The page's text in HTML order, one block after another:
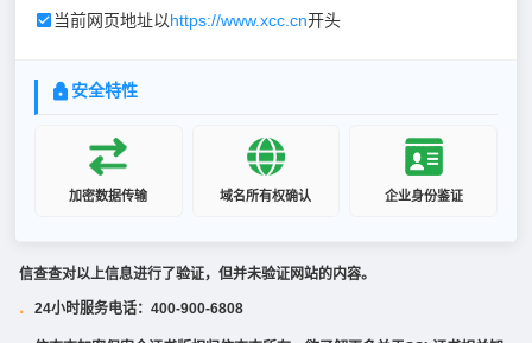
当前网页地址以https://www.xcc.cn开头
安全特性
加密数据传输 域名所有权确认 企业身份鉴证
信查查对以上信息进行了验证，但并未验证网站的内容。
· 24小时服务电话：400-900-6808